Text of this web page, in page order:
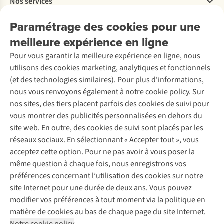
Paramétrage des cookies pour une
meilleure expérience en ligne
Pour vous garantir la meilleure expérience en ligne, nous
utilisons des cookies marketing, analytiques et fonctionnels
(et des technologies similaires). Pour plus d'informations,
nous vous renvoyons également à notre cookie policy. Sur
nos sites, des tiers placent parfois des cookies de suivi pour
vous montrer des publicités personnalisées en dehors du
site web. En outre, des cookies de suivi sont placés par les
réseaux sociaux. En sélectionnant « Accepter tout », vous
acceptez cette option. Pour ne pas avoir à vous poser la
même question à chaque fois, nous enregistrons vos
préférences concernant l’utilisation des cookies sur notre
site Internet pour une durée de deux ans. Vous pouvez
modifier vos préférences à tout moment via la politique en
matière de cookies au bas de chaque page du site Internet.
Livraison
Rétractation d'une commande
Entretien & réparations
Garantie
Contactez-nous
Explore More
À propos d’Ayacucho
Nos magasins
À propos d’A.S.Adventure
Déclaration d'accessibilité
Location / Location sports d’hiver
Entretien de ski
Service de lavage
Entretien de chaussures
Réparation de chaussures
Réparation de vêtements
Retouches
Pour les entreprises
Découvrez
A.S.Magazine
Explore Camp
Gear Check
Expertise & conseils
Abonnez-vous à la newsletter
Suivez-nous
Mentions légales
Politique de confidentialité
Conditions générales
Cookie Policy